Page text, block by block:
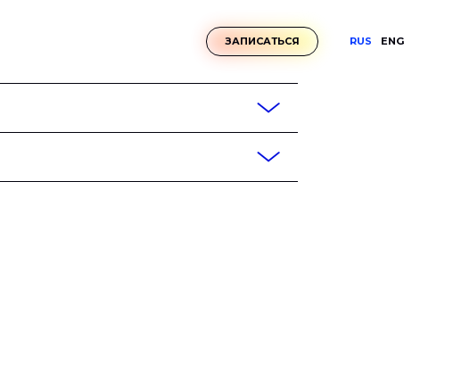
ЗАПИСАТЬСЯ RUS ENG